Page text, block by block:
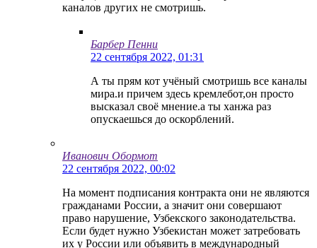
каналов других не смотришь.
Барбер Пенни
22 сентября 2022, 01:31
А ты прям кот учёный смотришь все каналы
мира.и причем здесь кремлебот,он просто
высказал своё мнение.а ты ханжа раз
опускаешься до оскорблений.
Иванович Обормот
22 сентября 2022, 00:02
На момент подписания контракта они не являются
гражданами России, а значит они совершают
право нарушение, Узбекского законодательства.
Если будет нужно Узбекистан может затребовать
их у России или объявить в международный